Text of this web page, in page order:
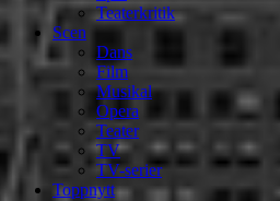
Teaterkritik
Scen
Dans
Film
Musikal
Opera
Teater
TV
TV-serier
Toppnytt